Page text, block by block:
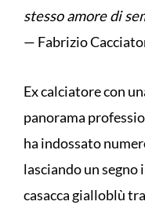
stesso amore di
— Fabrizio
Ex calciatore con
panorama
ha indossato
lasciando un
casacca gialloblù